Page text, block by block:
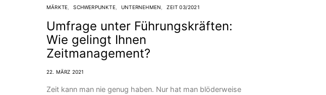
MÄRKTE SCHWERPUNKTE UNTERNEHMEN ZEIT 03/2021
Umfrage unter Führungskräften:
Wie gelingt Ihnen
Zeitmanagement?
22. MÄRZ 2021
Zeit kann man nie genug haben. Nur hat man blöderweise